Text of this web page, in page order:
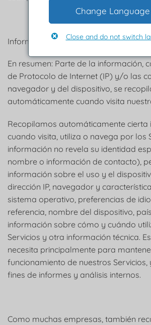
Información recopilada
En resumen: Parte de la información,
de Protocolo de Internet (IP) y/o las
navegador y del dispositivo, se
automáticamente cuando visita
Recopilamos automáticamente cierta
cuando visita, utiliza o navega por los
información no revela su identidad
nombre o información de contacto),
información sobre el uso y el
dirección IP, navegador y
sistema operativo, preferencias de
referencia, nombre del dispositivo,
información sobre cómo y cuándo
Servicios y otra información técnica.
necesita principalmente para
funcionamiento de nuestros
fines de informes y análisis internos.
Como muchas empresas, también
Change Language
Close and do not switch